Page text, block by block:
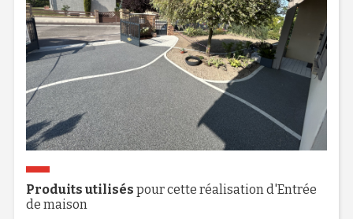
Produits utilisés pour cette réalisation d'Entrée
de maison